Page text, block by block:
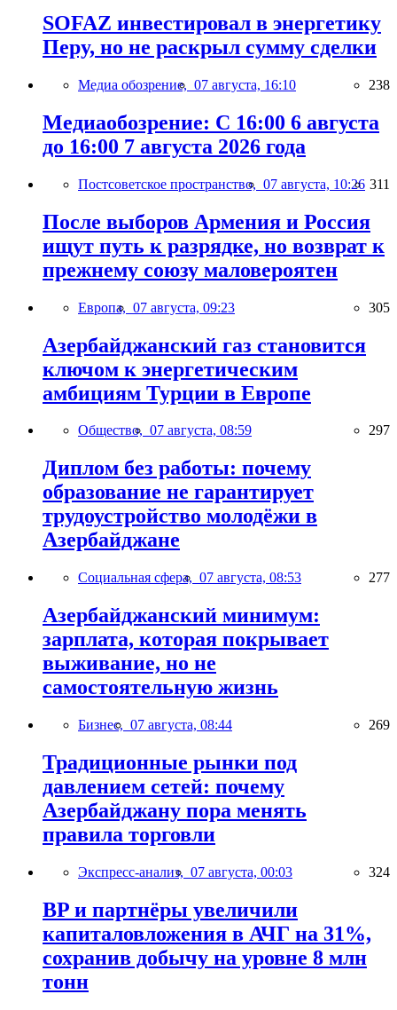
SOFAZ инвестировал в энергетику
Перу, но не раскрыл сумму сделки
Медиа обозрение, 07 августа, 16:10 238
Медиаобозрение: С 16:00 6 августа
до 16:00 7 августа 2026 года
Постсоветское пространство, 07 августа, 10:26 311
После выборов Армения и Россия
ищут путь к разрядке, но возврат к
прежнему союзу маловероятен
Европа, 07 августа, 09:23 305
Азербайджанский газ становится
ключом к энергетическим
амбициям Турции в Европе
Общество, 07 августа, 08:59 297
Диплом без работы: почему
образование не гарантирует
трудоустройство молодёжи в
Азербайджане
Социальная сфера, 07 августа, 08:53 277
Азербайджанский минимум:
зарплата, которая покрывает
выживание, но не
самостоятельную жизнь
Бизнес, 07 августа, 08:44 269
Традиционные рынки под
давлением сетей: почему
Азербайджану пора менять
правила торговли
Экспресс-анализ, 07 августа, 00:03 324
BP и партнёры увеличили
капиталовложения в АЧГ на 31%,
сохранив добычу на уровне 8 млн
тонн